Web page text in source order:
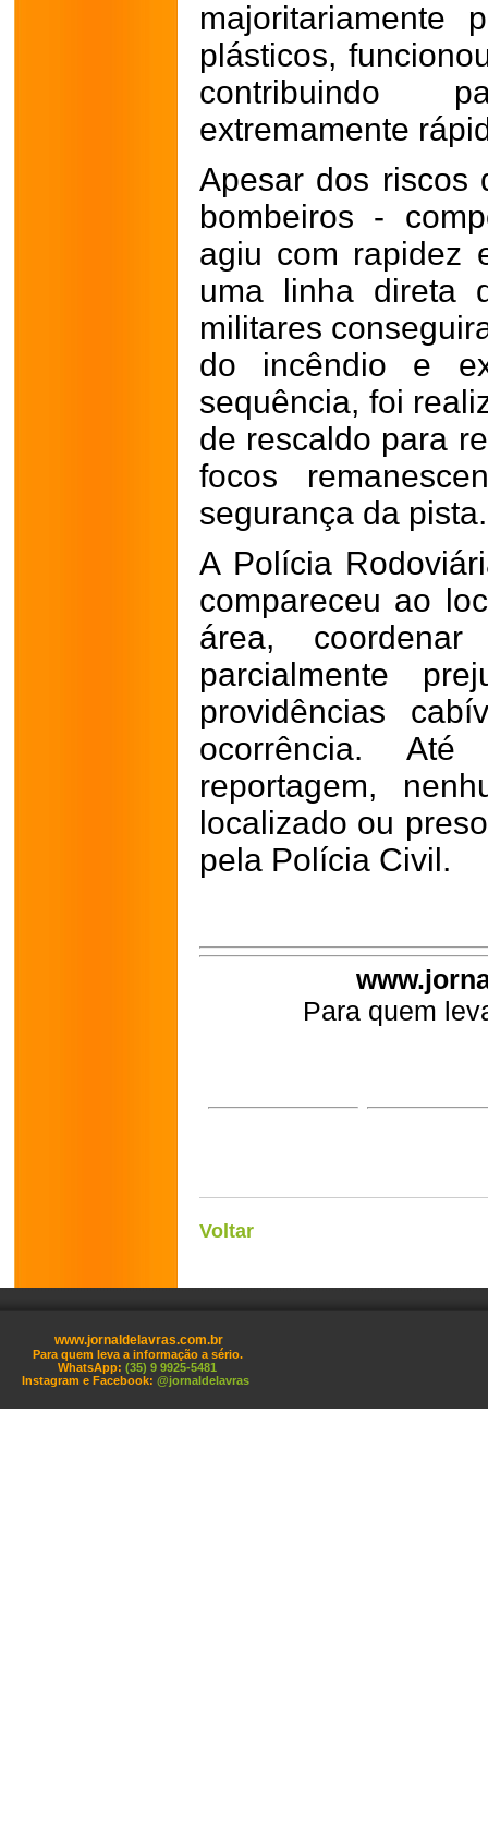
majoritariamente
plásticos,
contribuindo
extremamente
Apesar dos riscos
bombeiros -
agiu com rapidez
uma linha direta
militares
do incêndio e
sequência, foi
de rescaldo para
focos
segurança da pista.
A Polícia
compareceu ao
área,
parcialmente
providências
ocorrência.
reportagem,
localizado ou
pela Polícia Civil.
Para quem
Voltar
www.jornaldelavras.com.br
Para quem leva a informação a sério.
WhatsApp: (35) 9 9925-5481
Instagram e Facebook: @jornaldelavras